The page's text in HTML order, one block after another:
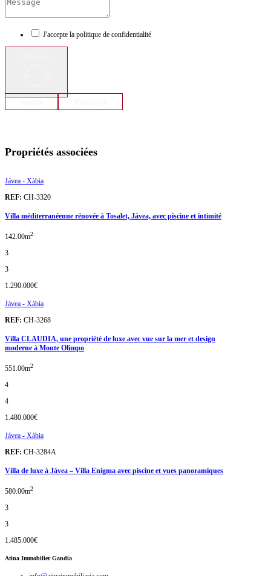
J'accepte la politique de confidentialité
Propriétés associées
Jávea - Xàbia
REF: CH-3320
Villa méditerranéenne rénovée à Tosalet, Jávea, avec piscine et intimité
142.00m2
3
3
1.290.000€
Jávea - Xàbia
REF: CH-3268
Villa CLAUDIA, une propriété de luxe avec vue sur la mer et design
moderne à Monte Olimpo
551.00m2
4
4
1.480.000€
Jávea - Xàbia
REF: CH-3284A
Villa de luxe à Jávea – Villa Enigma avec piscine et vues panoramiques
580.00m2
3
3
1.485.000€
Atina Immobilier Gandia